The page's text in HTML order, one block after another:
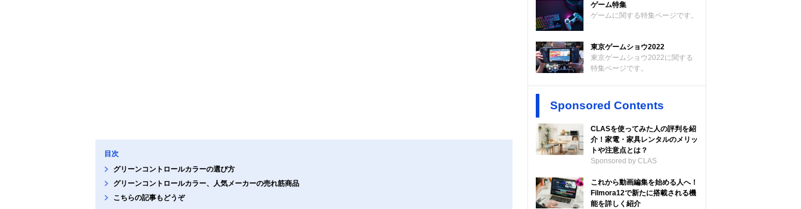
目次
グリーンコントロールカラーの選び方
グリーンコントロールカラー、人気メーカーの売れ筋商品
こちらの記事もどうぞ
ゲーム特集
ゲームに関する特集ページです。
東京ゲームショウ2022
東京ゲームショウ2022に関する
特集ページです。
Sponsored Contents
CLASを使ってみた人の評判を紹
介！家電・家具レンタルのメリッ
トや注意点とは？
Sponsored by CLAS
これから動画編集を始める人へ！
Filmora12で新たに搭載される機
能を詳しく紹介